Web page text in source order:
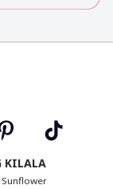
KILALA